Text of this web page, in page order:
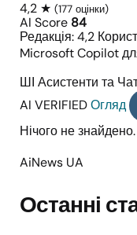
4,2 ★ (177 оцінки)
AI Score 84
Редакція: 4,2
Microsoft Copilot
ШІ Асистенти та
AI VERIFIEDОгляд
Нічого не
AiNews UA
Останні